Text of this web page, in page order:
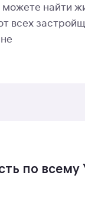
можете найти
всех
по всему